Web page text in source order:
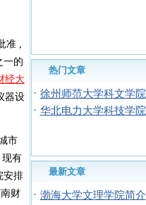
准 ,
一的
经大
器设
市
有
安排
财
热门文章
· 徐州师范大学科文学院
· 华北电力大学科技学院
最新文章
· 渤海大学文理学院简介